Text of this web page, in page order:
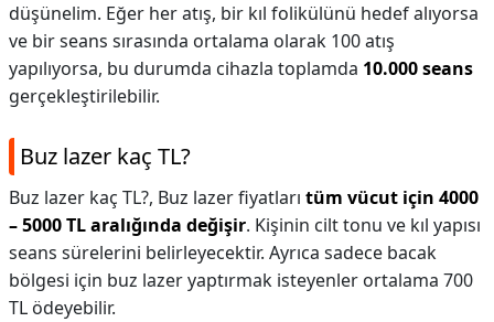
düşünelim. Eğer her atış, bir kıl folikülünü hedef alıyorsa
ve bir seans sırasında ortalama olarak 100 atış
yapılıyorsa, bu durumda cihazla toplamda 10.000 seans
gerçekleştirilebilir.
Buz lazer kaç TL?
Buz lazer kaç TL?, Buz lazer fiyatları tüm vücut için 4000
– 5000 TL aralığında değişir. Kişinin cilt tonu ve kıl yapısı
seans sürelerini belirleyecektir. Ayrıca sadece bacak
bölgesi için buz lazer yaptırmak isteyenler ortalama 700
TL ödeyebilir.